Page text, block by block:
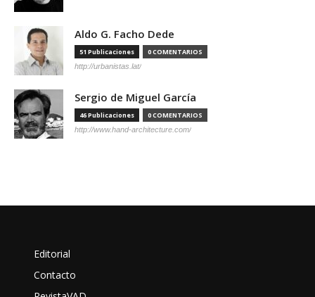
Aldo G. Facho Dede
51 Publicaciones 0 COMENTARIOS
http://urbanistas.lat/
Sergio de Miguel García
46 Publicaciones 0 COMENTARIOS
http://www.hand-architecture.com/
Editorial
Contacto